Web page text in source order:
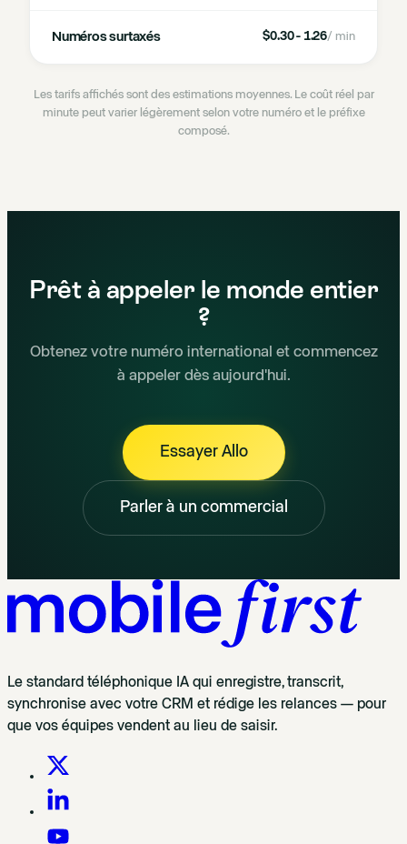
Numéros surtaxés $0.30 - 1.26/ min
Les tarifs affichés sont des estimations moyennes. Le coût réel par
minute peut varier légèrement selon votre numéro et le préfixe
composé.
Prêt à appeler le monde entier
?
Obtenez votre numéro international et commencez
à appeler dès aujourd'hui.
Essayer Allo
Parler à un commercial
Le standard téléphonique IA qui enregistre, transcrit,
synchronise avec votre CRM et rédige les relances — pour
que vos équipes vendent au lieu de saisir.